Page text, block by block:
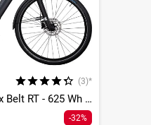
(3)*
Quadriga P5 HD Benelux Belt RT - 625 Wh - 28 Zoll - Tiefeinsteiger
-32%